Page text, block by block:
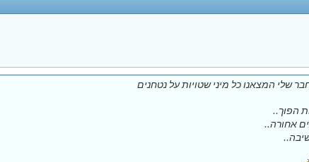
שלי המצאנו כל מיני שטויות על נטחנים
הפוך..
אחורה..